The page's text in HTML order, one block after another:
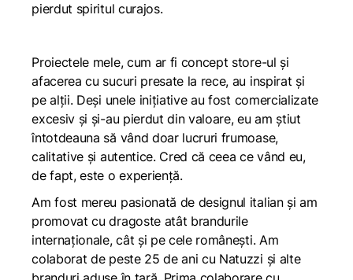
pierdut spiritul curajos.
Proiectele mele, cum ar fi concept store-ul și
afacerea cu sucuri presate la rece, au inspirat și
pe alții. Deși unele inițiative au fost comercializate
excesiv și și-au pierdut din valoare, eu am știut
întotdeauna să vând doar lucruri frumoase,
calitative și autentice. Cred că ceea ce vând eu,
de fapt, este o experiență.
Am fost mereu pasionată de designul italian și am
promovat cu dragoste atât brandurile
internaționale, cât și pe cele românești. Am
colaborat de peste 25 de ani cu Natuzzi și alte